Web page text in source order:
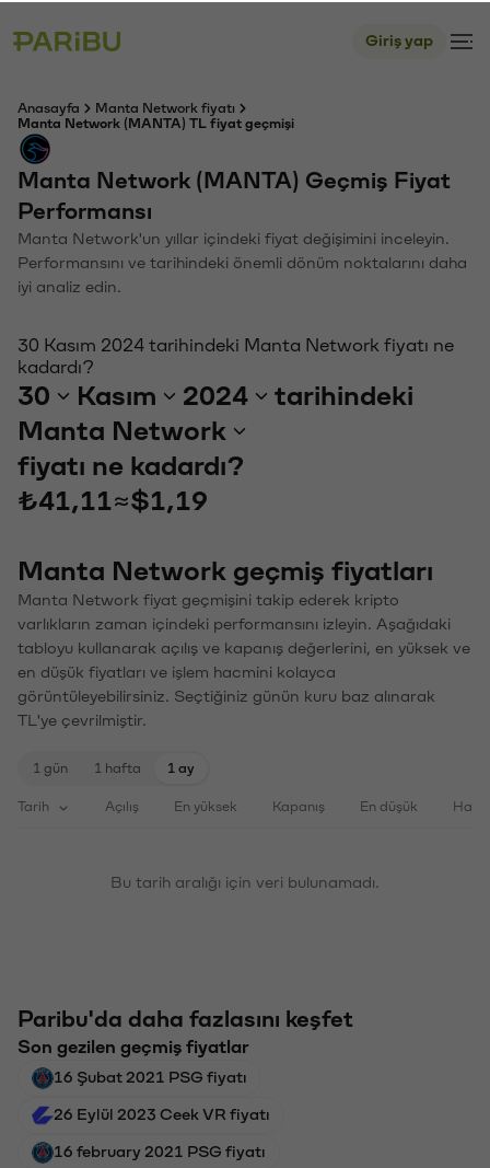
Giriş yap
Anasayfa
Manta Network fiyatı
Manta Network (MANTA) TL fiyat geçmişi
Manta Network (MANTA) Geçmiş Fiyat
Performansı
Manta Network'un yıllar içindeki fiyat değişimini inceleyin.
Performansını ve tarihindeki önemli dönüm noktalarını daha
iyi analiz edin.
30 Kasım 2024 tarihindeki Manta Network fiyatı ne
kadardı?
30 Kasım 2024
tarihindeki
Manta Network
fiyatı ne kadardı?
₺41,11 ≈$1,19
Manta Network geçmiş fiyatları
Manta Network fiyat geçmişini takip ederek kripto
varlıkların zaman içindeki performansını izleyin. Aşağıdaki
tabloyu kullanarak açılış ve kapanış değerlerini, en yüksek ve
en düşük fiyatları ve işlem hacmini kolayca
görüntüleyebilirsiniz. Seçtiğiniz günün kuru baz alınarak
TL'ye çevrilmiştir.
1 gün 1 hafta 1 ay
Tarih Açılış En yüksek Kapanış En düşük
Bu tarih aralığı için veri bulunamadı.
Paribu'da daha fazlasını keşfet
Son gezilen geçmiş fiyatlar
16 Şubat 2021 PSG fiyatı
26 Eylül 2023 Ceek VR fiyatı
16 february 2021 PSG fiyatı